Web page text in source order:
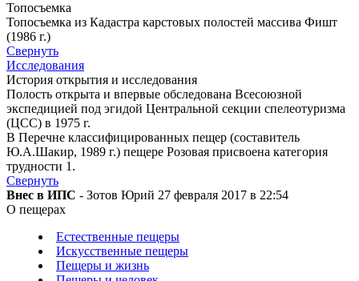
Топосъемка
Топосъемка из Кадастра карстовых полостей массива Фишт
(1986 г.)
Свернуть
Исследования
История открытия и исследования
Полость открыта и впервые обследована Всесоюзной
экспедицией под эгидой Центральной секции спелеотуризма
(ЦСС) в 1975 г.
В Перечне классифицированных пещер (составитель
Ю.А.Шакир, 1989 г.) пещере Розовая присвоена категория
трудности 1.
Свернуть
Внес в ИПС - Зотов Юрий 27 февраля 2017 в 22:54
О пещерах
Естественные пещеры
Искусственные пещеры
Пещеры и жизнь